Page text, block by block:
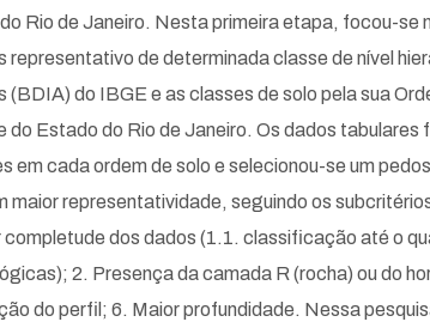
Rio de Janeiro. Nesta primeira etapa, focou-
de determinada classe de nível
do IBGE e as classes de solo pela sua
Estado do Rio de Janeiro. Os dados
cada ordem de solo e selecionou-se um
representatividade, seguindo os
dos dados (1.1. classificação até o
2. Presença da camada R (rocha) ou do
do perfil; 6. Maior profundidade. Nessa